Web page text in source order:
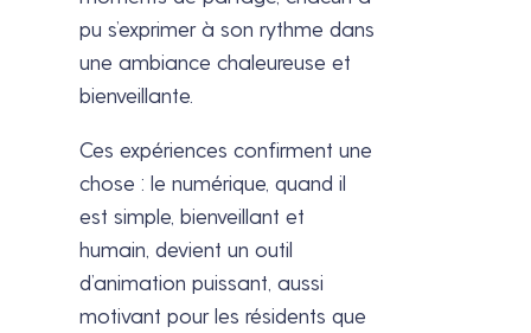
pu s’exprimer à son rythme dans
une ambiance chaleureuse et
bienveillante.
Ces expériences confirment une
chose : le numérique, quand il
est simple, bienveillant et
humain, devient un outil
d’animation puissant, aussi
motivant pour les résidents que